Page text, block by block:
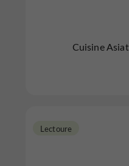
Cuisine
Lectoure